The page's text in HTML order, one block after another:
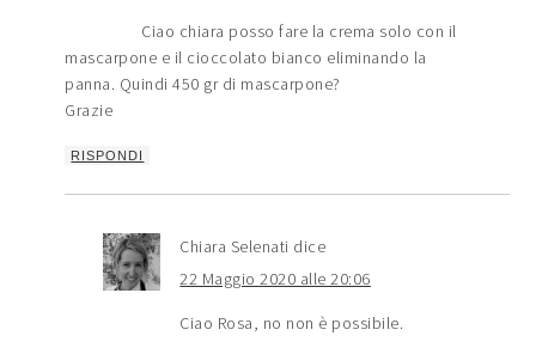
Ciao chiara posso fare la crema solo con il
mascarpone e il cioccolato bianco eliminando la
panna. Quindi 450 gr di mascarpone?
Grazie
RISPONDI
Chiara Selenati dice
22 Maggio 2020 alle 20:06
Ciao Rosa, no non è possibile.